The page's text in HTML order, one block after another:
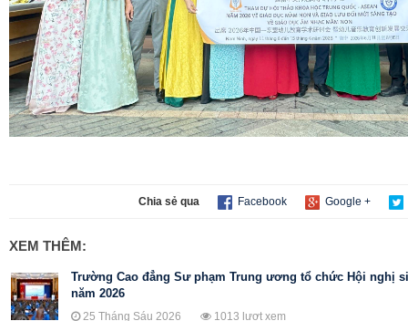
Chia sẻ qua Facebook Google +
XEM THÊM:
Trường Cao đẳng Sư phạm Trung ương tổ chức Hội nghị
năm 2026
25 Tháng Sáu 2026 1013 lượt xem